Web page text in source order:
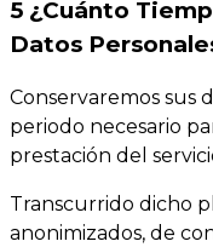
5 ¿Cuánto
Datos
Conservaremos sus
periodo necesario
prestación del
Transcurrido dicho
anonimizados, de